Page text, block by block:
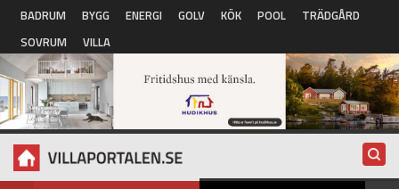
Hoppa till huvudinnehåll
BADRUM BYGG ENERGI GOLV KÖK POOL
TRÄDGÅRD
SOVRUM
VILLA